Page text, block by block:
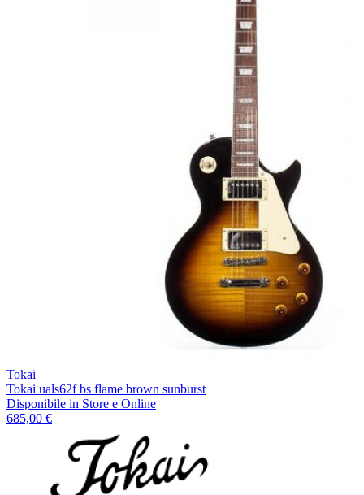
Tokai
Tokai uals62f bs flame brown sunburst
Disponibile in Store e Online
685,00 €